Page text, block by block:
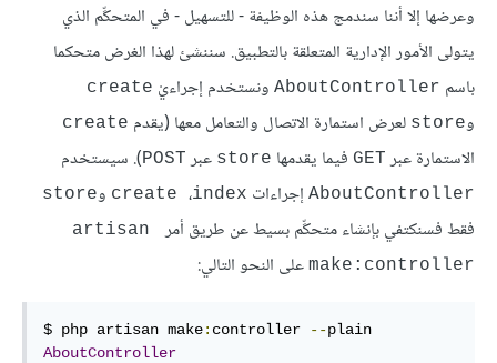
وعرضها إلا أننا سندمج هذه الوظيفة - للتسهيل - في المتحكِّم الذي
يتولى الأمور الإدارية المتعلقة بالتطبيق. سننشئ لهذا الغرض متحكما
باسم AboutController ونستخدم إجراءيْ create
وstore لعرض استمارة الاتصال والتعامل معها (يقدم create
الاستمارة عبر GET فيما يقدمها store عبر POST). سيستخدم
AboutController إجراءات create ،index وstore
فقط فسنكتفي بإنشاء متحكِّم بسيط عن طريق أمر
artisan
make:controller على النحو التالي:
$ php artisan make: controller --
AboutController